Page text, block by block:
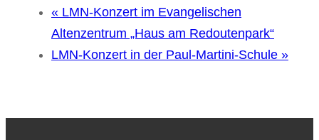
« LMN-Konzert im Evangelischen
Altenzentrum „Haus am Redoutenpark“
LMN-Konzert in der Paul-Martini-Schule »